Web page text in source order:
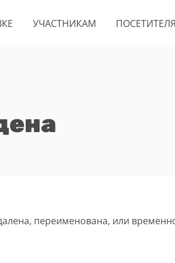
УЧАСТНИКАМ
переименована, или